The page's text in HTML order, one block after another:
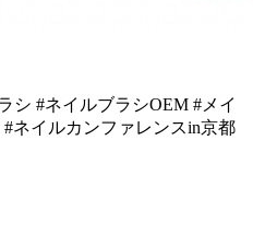
シ #ネイルブラシOEM #メイ
ネイルカンファレンスin京都